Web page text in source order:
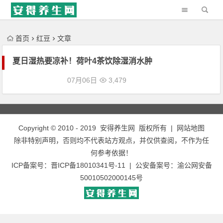
'); })();
首页 红豆 文章
夏日湿热要凉补！荷叶4茶饮除湿消水肿
07月06日 3,479
Copyright © 2010 - 2019 安得养生网 版权所有 |
网站地图
除非特别声明，否则均不代表站方观点，并仅供查阅，不作为任
何参考依据！
ICP备案号： 晋ICP备18010341号-11 | 公安备案号： 渝公网安备
50010502000145号